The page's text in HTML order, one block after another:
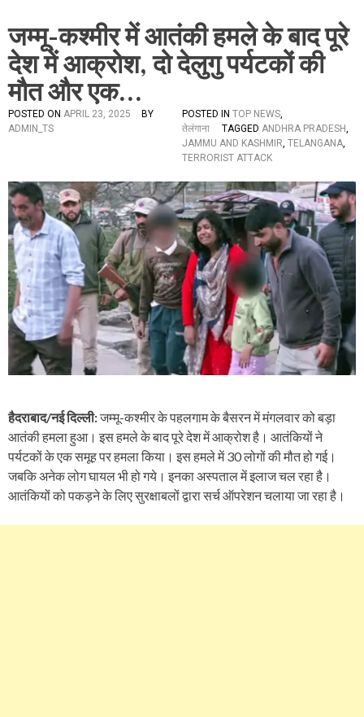
जम्मू-कश्मीर में आतंकी हमले के बाद पूरे
देश में आक्रोश, दो देलुगु पर्यटकों की
मौत और एक…
POSTED ON APRIL 23, 2025
BY
ADMIN_TS
POSTED IN TOP NEWS,
तेलंगाना
TAGGED ANDHRA PRADESH,
JAMMU AND KASHMIR, TELANGANA,
TERRORIST ATTACK
हैदराबाद/नई दिल्ली:जम्मू-कश्मीर के पहलगाम के बैसरन में मंगलवार को बड़ा
आतंकी हमला हुआ। इस हमले के बाद पूरे देश में आक्रोश है। आतंकियों ने
पर्यटकों के एक समूह पर हमला किया। इस हमले में 30 लोगों की मौत हो गई।
जबकि अनेक लोग घायल भी हो गये। इनका अस्पताल में इलाज चल रहा है।
आतंकियों को पकड़ने के लिए सुरक्षाबलों द्वारा सर्च ऑपरेशन चलाया जा रहा है।